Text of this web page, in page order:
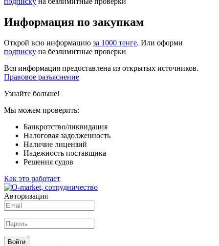
Информация по закупкам
Открой всю информацию за 1000 тенге. Или оформи
подписку на безлимитные проверки
Вся информация предоставлена из открытых источников.
Правовое разъяснение
Узнайте больше!
Мы можем проверить:
Банкротство/ликвидация
Налоговая задолженность
Наличие лицензий
Надежность поставщика
Решения судов
Как это работает
Авторизация
Войти